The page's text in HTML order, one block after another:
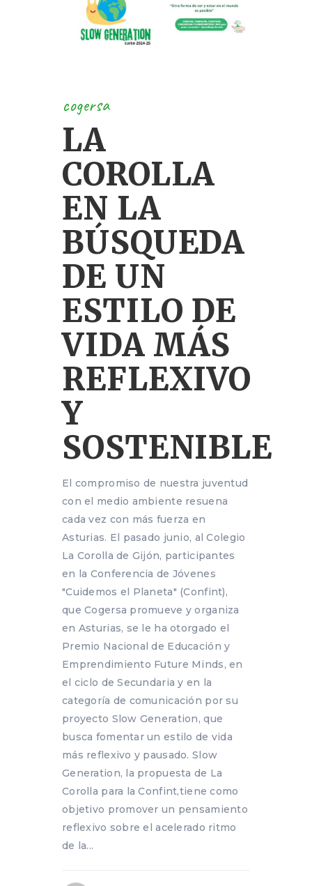
cogersa
LA
COROLLA
EN LA
BÚSQUEDA
DE UN
ESTILO DE
VIDA MÁS
REFLEXIVO
Y
SOSTENIBLE
El compromiso de nuestra juventud
con el medio ambiente resuena
cada vez con más fuerza en
Asturias. El pasado junio, al Colegio
La Corolla de Gijón, participantes
en la Conferencia de Jóvenes
"Cuidemos el Planeta" (Confint),
que Cogersa promueve y organiza
en Asturias, se le ha otorgado el
Premio Nacional de Educación y
Emprendimiento Future Minds, en
el ciclo de Secundaria y en la
categoría de comunicación por su
proyecto Slow Generation, que
busca fomentar un estilo de vida
más reflexivo y pausado. Slow
Generation, la propuesta de La
Corolla para la Confint,tiene como
objetivo promover un pensamiento
reflexivo sobre el acelerado ritmo
de la...